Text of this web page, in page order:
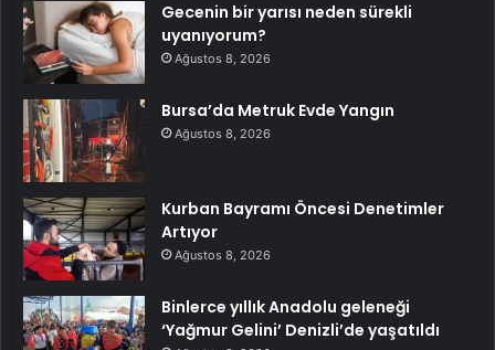
Gecenin bir yarısı neden sürekli
uyanıyorum?
Ağustos 8, 2026
Bursa’da Metruk Evde Yangın
Ağustos 8, 2026
Kurban Bayramı Öncesi Denetimler
Artıyor
Ağustos 8, 2026
Binlerce yıllık Anadolu geleneği
‘Yağmur Gelini’ Denizli’de yaşatıldı